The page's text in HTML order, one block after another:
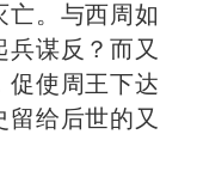
。与西周如
谋反？而又
使周王下达
给后世的又